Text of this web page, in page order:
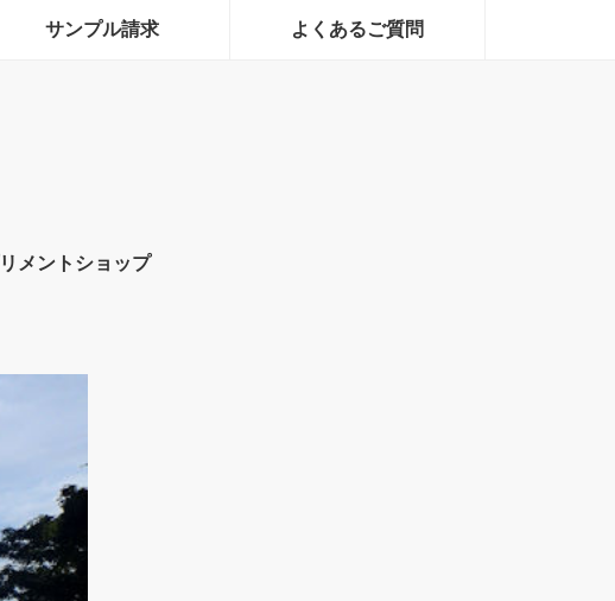
サンプル請求 よくあるご質問
メントショップ